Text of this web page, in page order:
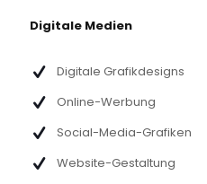
Digitale Medien
Digitale Grafikdesigns
Online-Werbung
Social-Media-Grafiken
Website-Gestaltung